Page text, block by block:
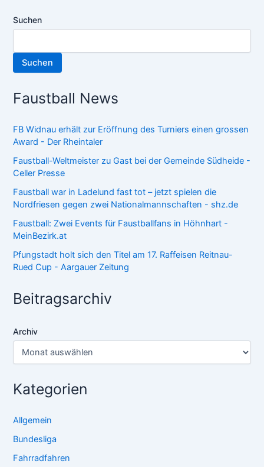
Suchen
Suchen
Faustball News
FB Widnau erhält zur Eröffnung des Turniers einen grossen
Award - Der Rheintaler
Faustball-Weltmeister zu Gast bei der Gemeinde Südheide -
Celler Presse
Faustball war in Ladelund fast tot – jetzt spielen die
Nordfriesen gegen zwei Nationalmannschaften - shz.de
Faustball: Zwei Events für Faustballfans in Höhnhart -
MeinBezirk.at
Pfungstadt holt sich den Titel am 17. Raffeisen Reitnau-
Rued Cup - Aargauer Zeitung
Beitragsarchiv
Archiv
Kategorien
Allgemein
Bundesliga
Fahrradfahren